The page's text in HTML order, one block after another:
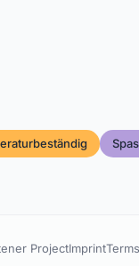
ProjectImprint